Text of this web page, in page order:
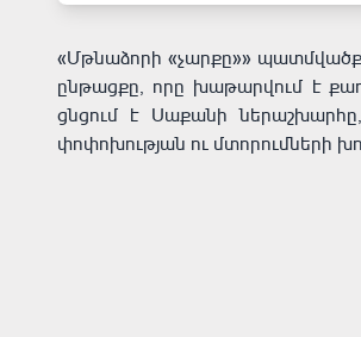
«Մթնաձորի «չարքը»»
ընթացքը, որը խաթարվում է
ցնցում է Սաքանի
փոփոխության ու մտորումների